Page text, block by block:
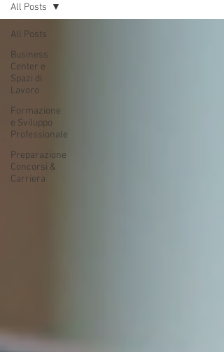
All Posts
Business
Center e
Spazi di
Lavoro
Formazione
e Sviluppo
Professionale
Preparazione
Concorsi &
Carriera
All Posts